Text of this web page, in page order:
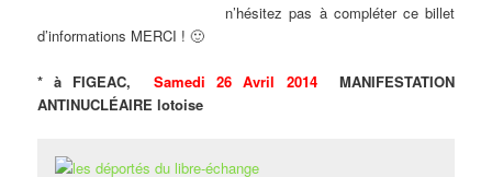
n’hésitez pas à compléter ce billet
d’informations MERCI ! 🙂
* à FIGEAC, Samedi 26 Avril 2014MANIFESTATION
ANTINUCLÉAIRE lotoise